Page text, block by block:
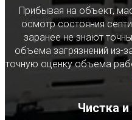
Прибывая на объект,
осмотр состояния
заранее не знают
объема загрязнений из-
точную оценку объема
Чистка